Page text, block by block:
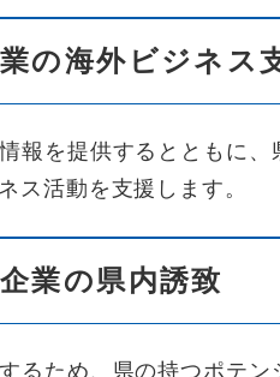
の海外ビジネス
報を提供するとともに
ス活動を支援します。
業の県内誘致
るため、県の持つポテ